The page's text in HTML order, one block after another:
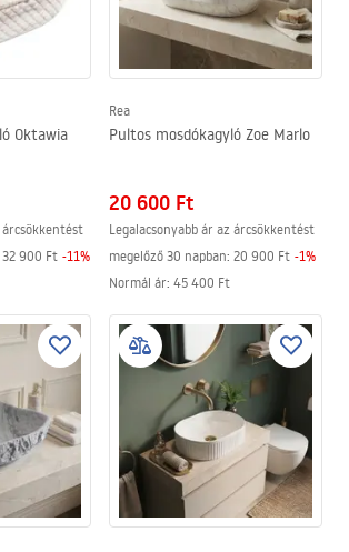
Oktawia
árcsökkentést
32 900 Ft -11%
Rea
Pultos mosdókagyló Zoe Marlo
20 600 Ft
Legalacsonyabb ár az árcsökkentést
megelőző 30 napban: 20 900 Ft -1%
Normál ár: 45 400 Ft